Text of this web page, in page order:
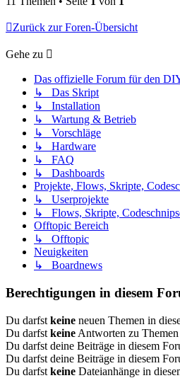
Zurück zur Foren-Übersicht
Gehe zu
Das offizielle Forum für den
↳ Das Skript
↳ Installation
↳ Wartung & Betrieb
↳ Vorschläge
↳ Hardware
↳ FAQ
↳ Dashboards
Projekte, Flows, Skripte,
↳ Userprojekte
↳ Flows, Skripte,
Offtopic Bereich
↳ Offtopic
Neuigkeiten
↳ Boardnews
Berechtigungen in diesem
Du darfst keine neuen Themen in
Du darfst keine Antworten zu
Du darfst deine Beiträge in diesem
Du darfst deine Beiträge in diesem
Du darfst keine Dateianhänge in